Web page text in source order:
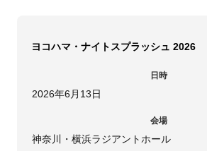
ヨコハマ・ナイトスプラッシュ 2026
日時
2026年6月13日
会場
神奈川・横浜ラジアントホール